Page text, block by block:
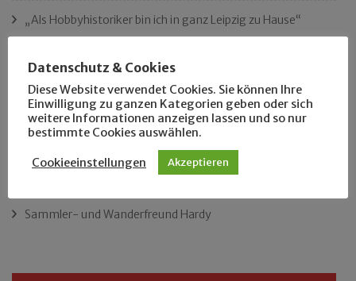
„Als Hobbyhistoriker bin ich in ganz Leipzig zu Hause“
Das neue Eutritzsch-Buch
Der Leipziger Schmiedetag von 1904
Rennfahrer in Schönefeld und Zschocher
Zu Fuß durch Anger-Crottendorf
Sammler- und Wanderfreund Hardy
Datenschutz & Cookies
Diese Website verwendet Cookies. Sie können Ihre
Einwilligung zu ganzen Kategorien geben oder sich
weitere Informationen anzeigen lassen und so nur
bestimmte Cookies auswählen.
Cookieeinstellungen Akzeptieren